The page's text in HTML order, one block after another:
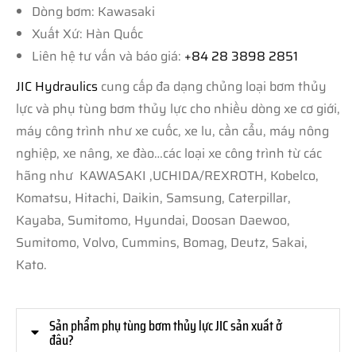
Dòng bơm: Kawasaki
Xuất Xứ: Hàn Quốc
Liên hệ tư vấn và báo giá: +84 28 3898 2851
JIC Hydraulics cung cấp đa dạng chủng loại bơm thủy
lực và phụ tùng bơm thủy lực cho nhiều dòng xe cơ giới,
máy công trình như xe cuốc, xe lu, cần cẩu, máy nông
nghiệp, xe nâng, xe đào…các loại xe công trình từ các
hãng như KAWASAKI ,UCHIDA/REXROTH, Kobelco,
Komatsu, Hitachi, Daikin, Samsung, Caterpillar,
Kayaba, Sumitomo, Hyundai, Doosan Daewoo,
Sumitomo, Volvo, Cummins, Bomag, Deutz, Sakai,
Kato.
Sản phẩm phụ tùng bơm thủy lực JIC sản xuất ở
đâu?